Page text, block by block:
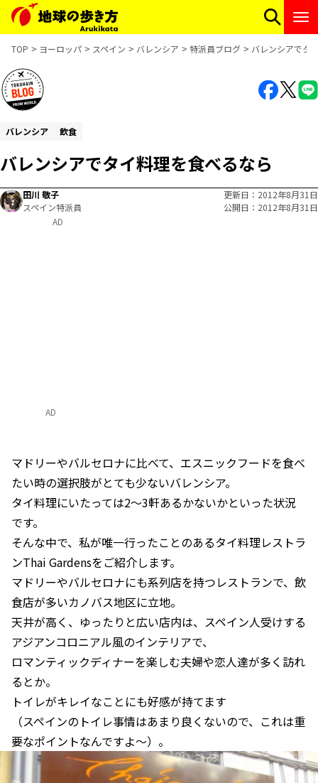
TOP ヨーロッパ スペイン バレンシア 特派員ブログ バレンシアでタ
バレンシア 飲食
バレンシアでタイ料理を食べるなら
田川 敬子
スペイン特派員
更新日
2012年8月31日
公開日
2012年8月31日
AD
マドリーやバルセロナに比べて、エスニックフードを食べ
たい時の選択肢がとても少ないバレンシア。
タイ料理にいたっては2～3軒あるかないかといった状況
です。
そんな中で、私が唯一行ったことのあるタイ料理レストラ
ンThai Gardensをご紹介します。
マドリーやバルセロナにも系列店を持つレストランで、飲
食店が多いカノバス地区に立地。
天井が高く、ゆったりと広い店内は、スペイン人受けする
アジアンコロニアル風のインテリアで、
ロマンティックディナーを楽しむ夫婦や恋人達が多く訪れ
るとか。
トイレがキレイなことにも好感が持てます
（スペインのトイレ事情はあまり良くないので、これは重
要なポイントなんですよ～）。
AD